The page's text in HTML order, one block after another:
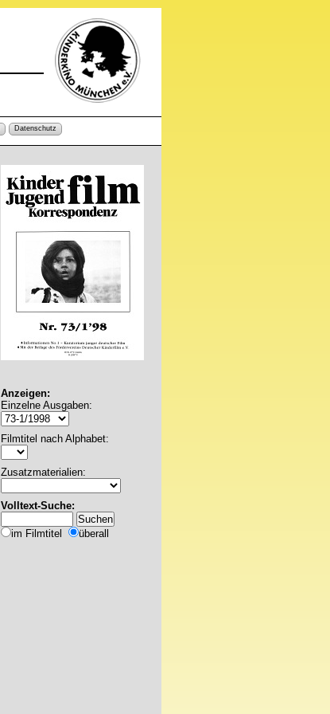
Datenschutz
Anzeigen:
Einzelne Ausgaben:
Filmtitel nach Alphabet:
Zusatzmaterialien:
Volltext-Suche:
im Filmtitel überall